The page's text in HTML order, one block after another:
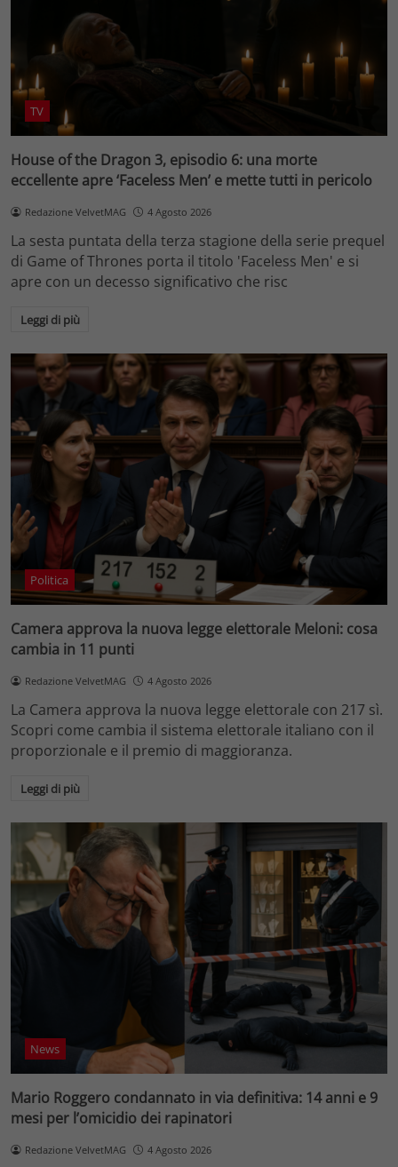
TV
House of the Dragon 3, episodio 6: una morte
eccellente apre ‘Faceless Men’ e mette tutti in pericolo
Redazione VelvetMAG 4 Agosto 2026
La sesta puntata della terza stagione della serie prequel
di Game of Thrones porta il titolo 'Faceless Men' e si
apre con un decesso significativo che risc
Leggi di più
Politica
Camera approva la nuova legge elettorale Meloni: cosa
cambia in 11 punti
Redazione VelvetMAG 4 Agosto 2026
La Camera approva la nuova legge elettorale con 217 sì.
Scopri come cambia il sistema elettorale italiano con il
proporzionale e il premio di maggioranza.
Leggi di più
News
Mario Roggero condannato in via definitiva: 14 anni e 9
mesi per l’omicidio dei rapinatori
Redazione VelvetMAG 4 Agosto 2026